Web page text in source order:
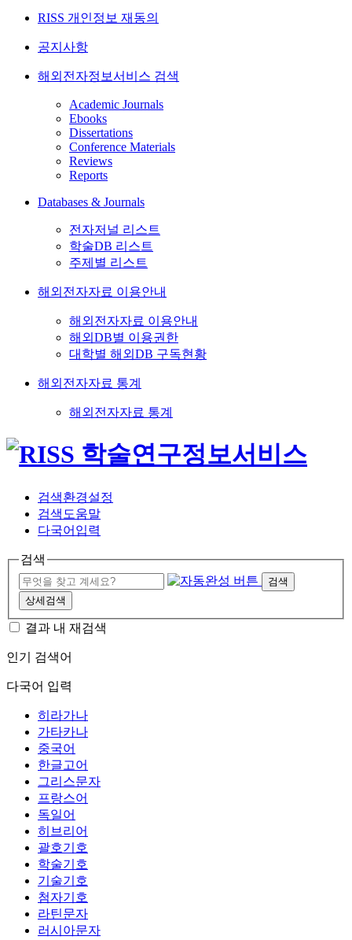
RISS 개인정보 재동의
공지사항
해외전자정보서비스 검색
Academic Journals
Ebooks
Dissertations
Conference Materials
Reviews
Reports
Databases & Journals
전자저널 리스트
학술DB 리스트
주제별 리스트
해외전자자료 이용안내
해외전자자료 이용안내
해외DB별 이용권한
대학별 해외DB 구독현황
해외전자자료 통계
해외전자자료 통계
검색환경설정
검색도움말
다국어입력
검색
검색
상세검색
결과 내 재검색
인기 검색어
다국어 입력
히라가나
가타카나
중국어
한글고어
그리스문자
프랑스어
독일어
히브리어
괄호기호
학술기호
기술기호
첨자기호
라틴문자
러시아문자